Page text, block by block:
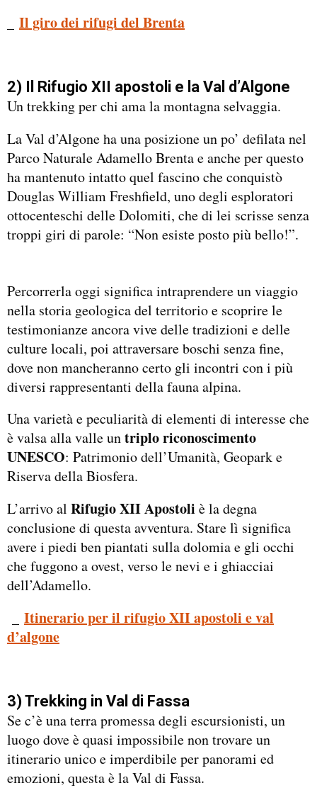
Il giro dei rifugi del Brenta
2) Il Rifugio XII apostoli e la Val d’Algone
Un trekking per chi ama la montagna selvaggia.
La Val d’Algone ha una posizione un po’ defilata nel
Parco Naturale Adamello Brenta e anche per questo
ha mantenuto intatto quel fascino che conquistò
Douglas William Freshfield, uno degli esploratori
ottocenteschi delle Dolomiti, che di lei scrisse senza
troppi giri di parole: “Non esiste posto più bello!”.
Percorrerla oggi significa intraprendere un viaggio
nella storia geologica del territorio e scoprire le
testimonianze ancora vive delle tradizioni e delle
culture locali, poi attraversare boschi senza fine,
dove non mancheranno certo gli incontri con i più
diversi rappresentanti della fauna alpina.
Una varietà e peculiarità di elementi di interesse che
è valsa alla valle untriplo riconoscimento
UNESCO: Patrimonio dell’Umanità, Geopark e
Riserva della Biosfera.
L’arrivo al Rifugio XII Apostoli è la degna
conclusione di questa avventura. Stare lì significa
avere i piedi ben piantati sulla dolomia e gli occhi
che fuggono a ovest, verso le nevi e i ghiacciai
dell’Adamello.
Itinerario per il rifugio XII apostoli e val
d’algone
3) Trekking in Val di Fassa
Se c’è una terra promessa degli escursionisti, un
luogo dove è quasi impossibile non trovare un
itinerario unico e imperdibile per panorami ed
emozioni, questa è la Val di Fassa.